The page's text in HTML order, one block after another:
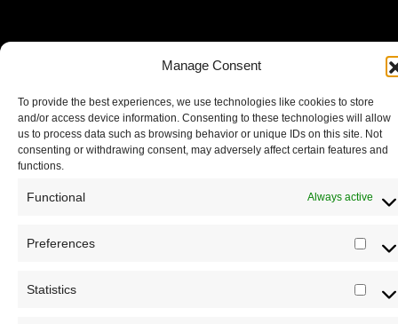
Manage Consent
To provide the best experiences, we use technologies like cookies to store
and/or access device information. Consenting to these technologies will allow
us to process data such as browsing behavior or unique IDs on this site. Not
consenting or withdrawing consent, may adversely affect certain features and
functions.
Functional Always active
Preferences
StatisticsRegistrujte se na Sve o arheologiji